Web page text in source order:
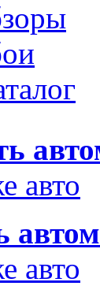
авто
авто